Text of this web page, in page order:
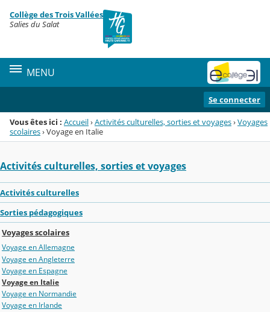
Menu de la rubrique
Contenu
Collège des Trois Vallées
Salies du Salat
MENU
Se connecter
Vous êtes ici : Accueil›Activités culturelles, sorties et voyages›Voyages
scolaires›Voyage en Italie
Activités culturelles, sorties et voyages
Activités culturelles
Sorties pédagogiques
Voyages scolaires
Voyage en Allemagne
Voyage en Angleterre
Voyage en Espagne
Voyage en Italie
Voyage en Normandie
Voyage en Irlande